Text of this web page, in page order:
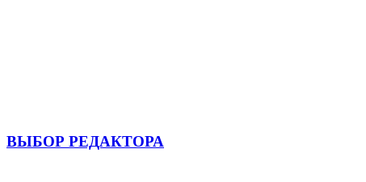
ВЫБОР РЕДАКТОРА